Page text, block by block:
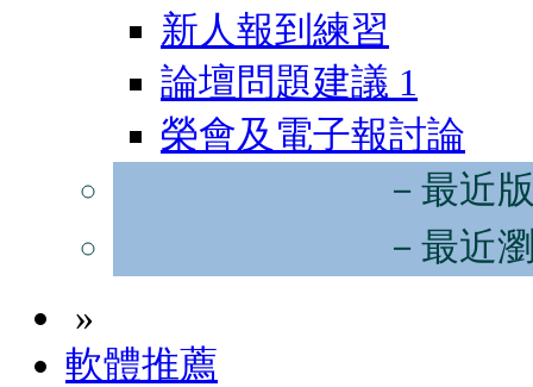
新人報到練習
論壇問題建議 1
榮會及電子報討論
－最近
－最近
»
軟體推薦